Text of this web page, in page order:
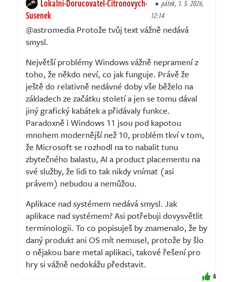
Lokalni-Dorucovatel-Citronovych-
Susenek
pátek, 1. 5. 2026,
12:14
@astromedia Protože tvůj text vážně nedává
smysl.
Největší problémy Windows vážně nepramení z
toho, že někdo neví, co jak funguje. Právě že
ještě do relativně nedávné doby vše běželo na
základech ze začátku století a jen se tomu dával
jiný grafický kabátek a přidávaly funkce.
Paradoxně i Windows 11 jsou pod kapotou
mnohem modernější než 10, problém tkví v tom,
že Microsoft se rozhodl na to nabalit tunu
zbytečného balastu, AI a product placementu na
své služby, že lidi to tak nikdy vnímat (asi
právem) nebudou a nemůžou.
Aplikace nad systémem nedává smysl. Jak
aplikace nad systémem? Asi potřebuji dovysvětlit
terminologii. To co popisuješ by znamenalo, že by
daný produkt ani OS mít nemusel, protože by šlo
o nějakou bare metal aplikaci, takové řešení pro
hry si vážně nedokážu představit.
4